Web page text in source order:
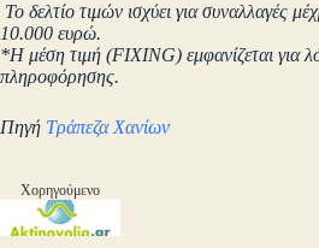
Το δελτίο τιμών ισχύει για συναλλαγές
10.000 ευρώ.
*Η μέση τιμή (FIXING) εμφανίζεται για
πληροφόρησης.
Πηγή Τράπεζα Χανίων
Χορηγούμενο